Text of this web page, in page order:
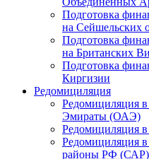
Подготовка
на Сейшельских
Подготовка
на Британских
Подготовка
Киргизии
Редомициляция
Редомициляция
Эмираты (ОАЭ)
Редомициляция
Редомициляция
районы РФ (САР)